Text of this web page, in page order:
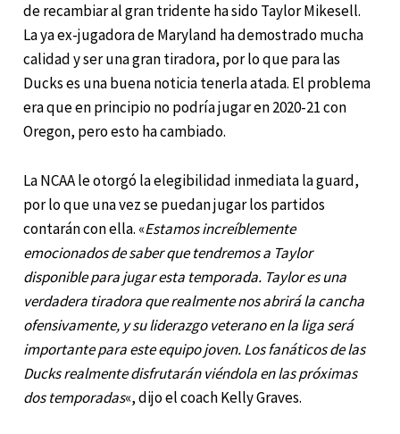
de recambiar al gran tridente ha sido Taylor Mikesell.
La ya ex-jugadora de Maryland ha demostrado mucha
calidad y ser una gran tiradora, por lo que para las
Ducks es una buena noticia tenerla atada. El problema
era que en principio no podría jugar en 2020-21 con
Oregon, pero esto ha cambiado.
La NCAA le otorgó la elegibilidad inmediata laguard,
por lo que una vez se puedan jugar los partidos
contarán con ella. «Estamos increíblemente
emocionados de saber que tendremos a Taylor
disponible para jugar esta temporada. Taylor es una
verdadera tiradora que realmente nos abrirá la cancha
ofensivamente, y su liderazgo veterano en la liga será
importante para este equipo joven. Los fanáticos de las
Ducks realmente disfrutarán viéndola en las próximas
dos temporadas«, dijo el coach Kelly Graves.